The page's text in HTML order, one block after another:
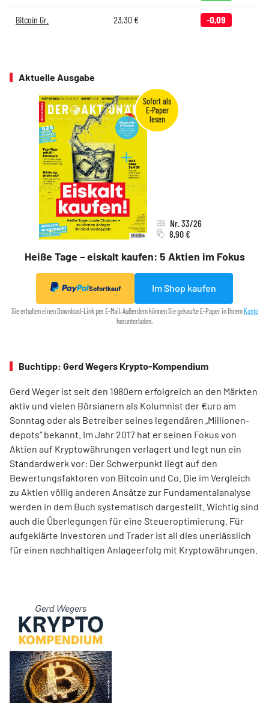
Bitcoin Gr. 23,30 € -0,09
Aktuelle Ausgabe
Heiße Tage – eiskalt kaufen: 5 Aktien im Fokus
Nr. 33/26
8,90 €
Sofortkauf Im Shop kaufen
Sie erhalten einen Download-Link per E-Mail. Außerdem können Sie gekaufte E-Paper in IhremKonto
herunterladen.
Buchtipp: Gerd Wegers Krypto-Kompendium
Gerd Weger ist seit den 1980ern erfolgreich an den Märkten
aktiv und vielen Börsianern als Kolumnist der €uro am
Sonntag oder als Betreiber seines legendären „Millionen­
depots“ bekannt. Im Jahr 2017 hat er seinen Fokus von
Aktien auf Kryptowährungen verlagert und legt nun ein
Standardwerk vor: Der Schwerpunkt liegt auf den
Bewertungsfaktoren von Bitcoin und Co. Die im Ver­gleich
zu Aktien völlig anderen Ansätze zur Fundamentalanalyse
werden in dem Buch systematisch dargestellt. Wichtig sind
auch die Überlegungen für eine Steueroptimierung. Für
aufgeklärte Investoren und Trader ist all dies unerlässlich
für einen nachhaltigen Anlageerfolg mit Kryptowährungen.